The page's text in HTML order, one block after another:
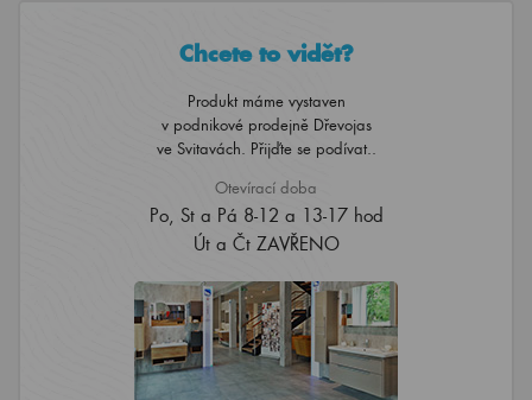
Chcete to vidět?
Produkt máme vystaven
v podnikové prodejně Dřevojas
ve Svitavách. Přijďte se podívat..
Otevírací doba
Po, St a Pá 8-12 a 13-17 hod
Út a Čt ZAVŘENO